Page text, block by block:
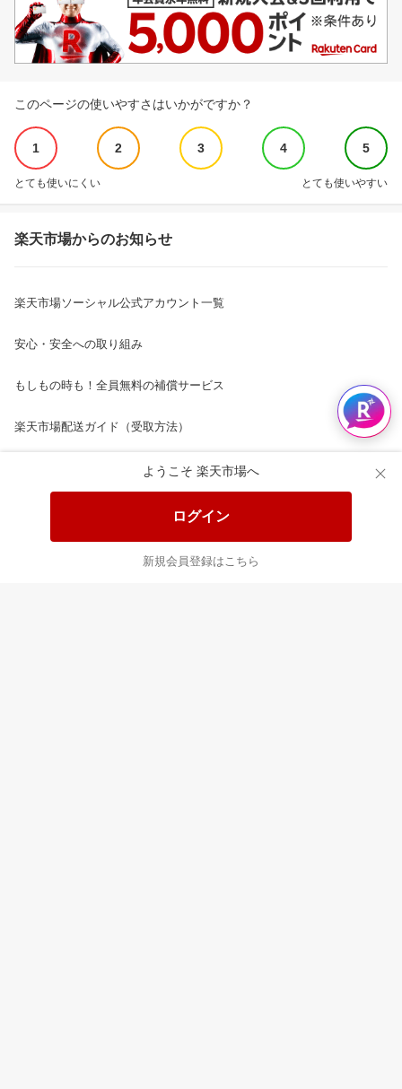
ようこそ 楽天市場へ
ログイン
新規会員登録はこちら
このページの使いやすさはいかがですか？
1 2 3 4 5
とても使いにくい とても使いやすい
楽天市場からのお知らせ
楽天市場ソーシャル公式アカウント一覧
安心・安全への取り組み
もしもの時も！全員無料の補償サービス
楽天市場配送ガイド（受取方法）
楽天にお店を開きませんか？
楽天ショッピングサービスご利用規約